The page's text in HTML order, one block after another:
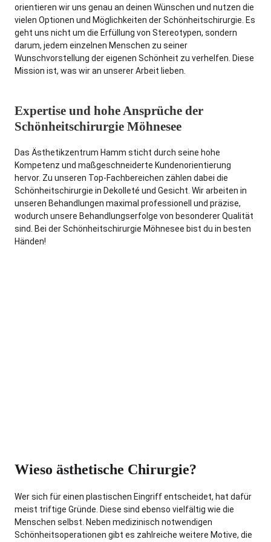
orientieren wir uns genau an deinen Wünschen und nutzen die
vielen Optionen und Möglichkeiten der Schönheitschirurgie. Es
geht uns nicht um die Erfüllung von Stereotypen, sondern
darum, jedem einzelnen Menschen zu seiner
Wunschvorstellung der eigenen Schönheit zu verhelfen. Diese
Mission ist, was wir an unserer Arbeit lieben.
Expertise und hohe Ansprüche der
Schönheitschirurgie Möhnesee
Das Ästhetikzentrum Hamm sticht durch seine hohe
Kompetenz und maßgeschneiderte Kundenorientierung
hervor. Zu unseren Top-Fachbereichen zählen dabei die
Schönheitschirurgie in Dekolleté und Gesicht. Wir arbeiten in
unseren Behandlungen maximal professionell und präzise,
wodurch unsere Behandlungserfolge von besonderer Qualität
sind. Bei der Schönheitschirurgie Möhnesee bist du in besten
Händen!
Wieso ästhetische Chirurgie?
Wer sich für einen plastischen Eingriff entscheidet, hat dafür
meist triftige Gründe. Diese sind ebenso vielfältig wie die
Menschen selbst. Neben medizinisch notwendigen
Schönheitsoperationen gibt es zahlreiche weitere Motive, die